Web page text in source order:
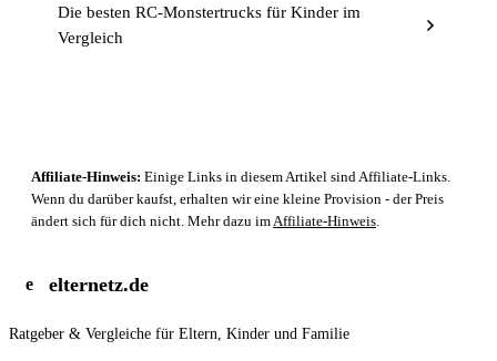
Die besten RC-Monstertrucks für Kinder im
Vergleich
Affiliate-Hinweis: Einige Links in diesem Artikel sind Affiliate-Links.
Wenn du darüber kaufst, erhalten wir eine kleine Provision - der Preis
ändert sich für dich nicht. Mehr dazu im Affiliate-Hinweis
e elternetz.de
Ratgeber & Vergleiche für Eltern, Kinder und Familie